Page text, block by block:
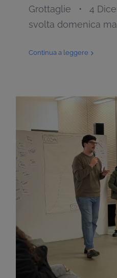
Grottaglie • 4
svolta domenica
Continua a leggere